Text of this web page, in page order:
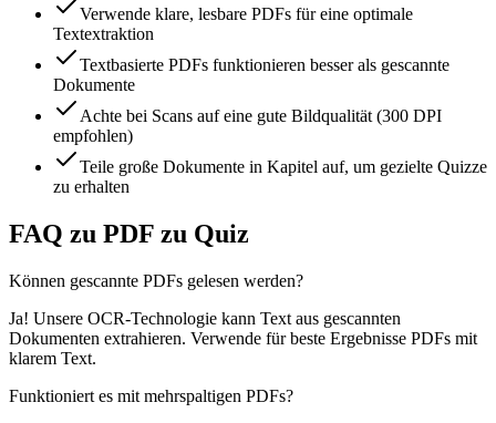
Verwende klare, lesbare PDFs für eine optimale
Textextraktion
Textbasierte PDFs funktionieren besser als gescannte
Dokumente
Achte bei Scans auf eine gute Bildqualität (300 DPI
empfohlen)
Teile große Dokumente in Kapitel auf, um gezielte Quizze
zu erhalten
FAQ zu PDF zu Quiz
Können gescannte PDFs gelesen werden?
Ja! Unsere OCR-Technologie kann Text aus gescannten
Dokumenten extrahieren. Verwende für beste Ergebnisse PDFs mit
klarem Text.
Funktioniert es mit mehrspaltigen PDFs?